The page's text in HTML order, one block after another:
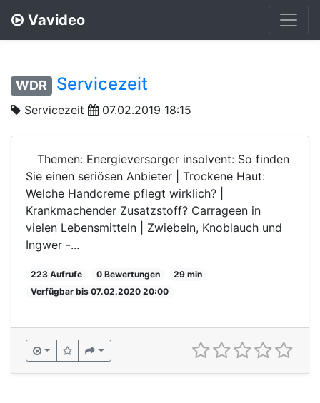
Vavideo
WDR Servicezeit
Servicezeit 07.02.2019 18:15
Themen: Energieversorger insolvent: So finden
Sie einen seriösen Anbieter | Trockene Haut:
Welche Handcreme pflegt wirklich? |
Krankmachender Zusatzstoff? Carrageen in
vielen Lebensmitteln | Zwiebeln, Knoblauch und
Ingwer -...
223 Aufrufe 0 Bewertungen
29 min
Verfügbar bis 07.02.2020 20:00